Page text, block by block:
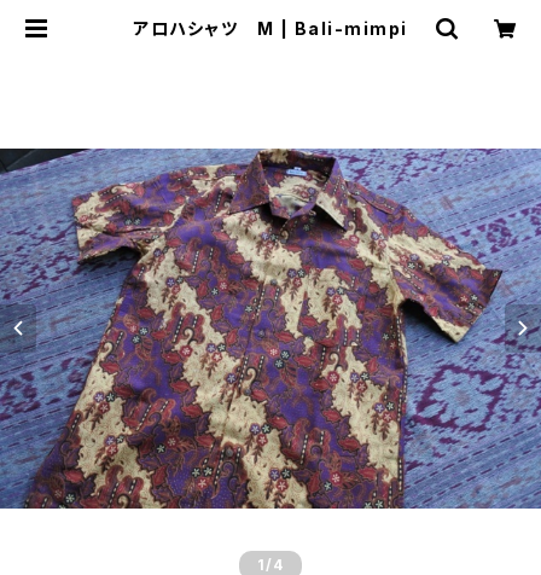
アロハシャツ M | Bali-mimpi
1 /4